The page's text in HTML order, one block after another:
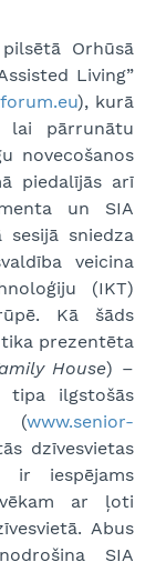
Orhūsā
Living”
), kurā
lai pārrunātu
novecošanos
piedalījās arī
un SIA
sesijā sniedza
veicina
(IKT)
Kā šāds
prezentēta
House) –
tipa ilgstošās
(www.senior-
dzīvesvietas
iespējams
ar ļoti
Abus
SIA